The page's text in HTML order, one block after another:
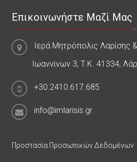
Επικοινωνήστε Μαζί Μας
Ιερά Μητρόπολις Λαρίσης
Ιωαννίνων 3, Τ.Κ. 41334,
+30.2410.617.685
info@imlarisis.gr
Προστασία Προσωπικών Δεδομένων